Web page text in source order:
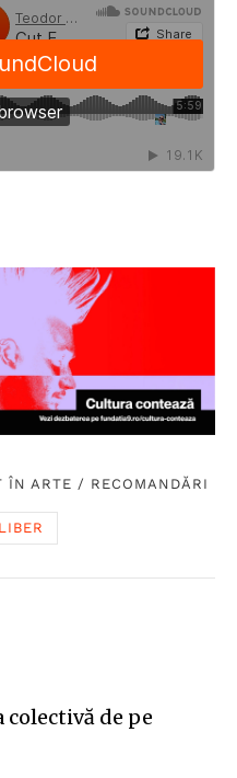
ÎN ARTE / RECOMANDĂRI
de pe